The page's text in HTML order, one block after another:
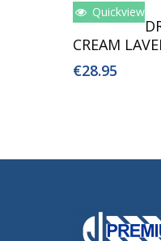
Quickview
CREAM
€28.95